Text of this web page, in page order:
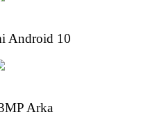
Android 10
Arka